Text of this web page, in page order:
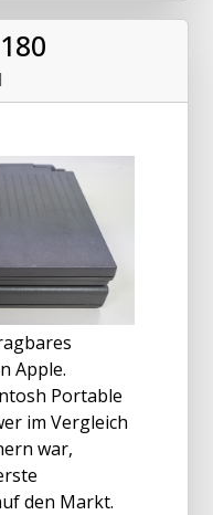
Apple.
Portable
im Vergleich
war,
den Markt.